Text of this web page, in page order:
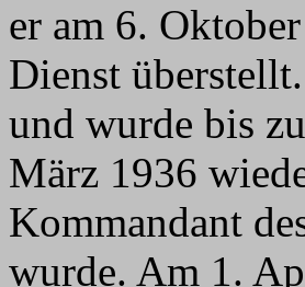
er am 6.
Dienst
und wurde bis
März 1936
Kommandant
wurde. Am 1.